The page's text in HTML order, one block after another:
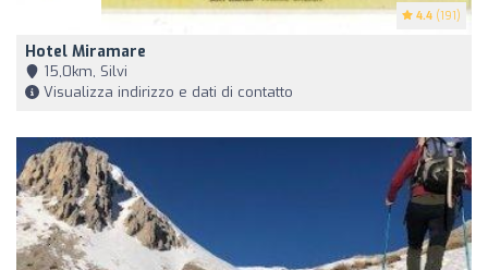
4.4 (191)
Hotel Miramare
15,0km, Silvi
Visualizza indirizzo e dati di contatto